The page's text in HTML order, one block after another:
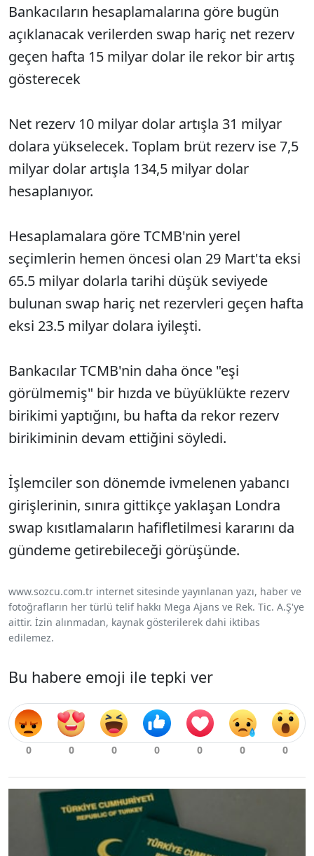
Bankacıların hesaplamalarına göre bugün
açıklanacak verilerden swap hariç net rezerv
geçen hafta 15 milyar dolar ile rekor bir artış
gösterecek
Net rezerv 10 milyar dolar artışla 31 milyar
dolara yükselecek. Toplam brüt rezerv ise 7,5
milyar dolar artışla 134,5 milyar dolar
hesaplanıyor.
Hesaplamalara göre TCMB'nin yerel
seçimlerin hemen öncesi olan 29 Mart'ta eksi
65.5 milyar dolarla tarihi düşük seviyede
bulunan swap hariç net rezervleri geçen hafta
eksi 23.5 milyar dolara iyileşti.
Bankacılar TCMB'nin daha önce "eşi
görülmemiş" bir hızda ve büyüklükte rezerv
birikimi yaptığını, bu hafta da rekor rezerv
birikiminin devam ettiğini söyledi.
İşlemciler son dönemde ivmelenen yabancı
girişlerinin, sınıra gittikçe yaklaşan Londra
swap kısıtlamaların hafifletilmesi kararını da
gündeme getirebileceği görüşünde.
www.sozcu.com.tr internet sitesinde yayınlanan yazı, haber ve
fotoğrafların her türlü telif hakkı Mega Ajans ve Rek. Tic. A.Ş'ye
aittir. İzin alınmadan, kaynak gösterilerek dahi iktibas
edilemez.
Bu habere emoji ile tepki ver